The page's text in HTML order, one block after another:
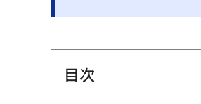
目次